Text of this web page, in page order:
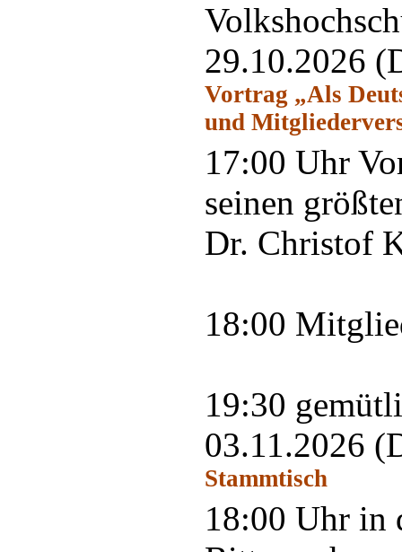
29.10.2026
Vortrag „Als
und
17:00 Uhr
seinen
Dr. Christof
18:00
19:30
03.11.2026
Stammtisch
18:00 Uhr in